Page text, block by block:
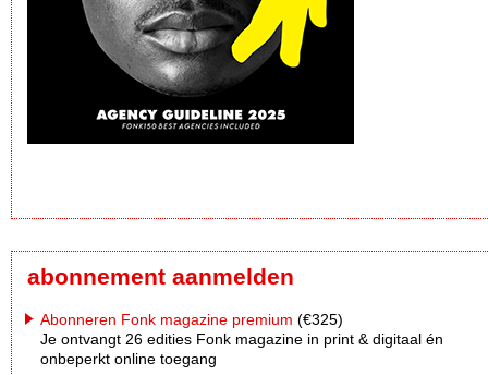
abonnement aanmelden
Abonneren Fonk magazine premium (€325)
Je ontvangt 26 edities Fonk magazine in print & digitaal én
onbeperkt online toegang